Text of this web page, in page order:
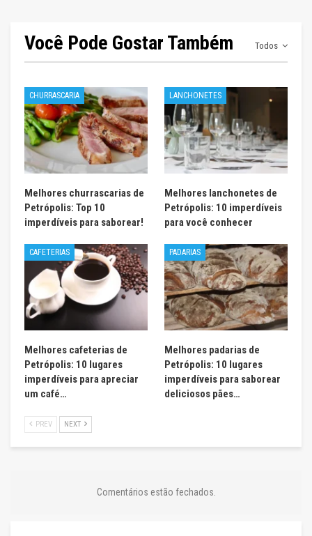
Todos
Você Pode Gostar Também
CHURRASCARIA
Melhores churrascarias de
Petrópolis: Top 10
imperdíveis para saborear!
LANCHONETES
Melhores lanchonetes de
Petrópolis: 10 imperdíveis
para você conhecer
CAFETERIAS
Melhores cafeterias de
Petrópolis: 10 lugares
imperdíveis para apreciar
um café…
PADARIAS
Melhores padarias de
Petrópolis: 10 lugares
imperdíveis para saborear
deliciosos pães…
PREV NEXT
Comentários estão fechados.